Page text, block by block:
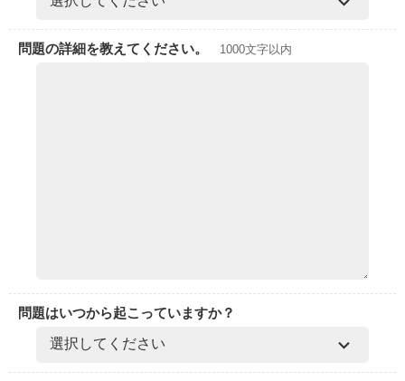
問題の詳細を教えてください。 1000文字以内
問題はいつから起こっていますか？